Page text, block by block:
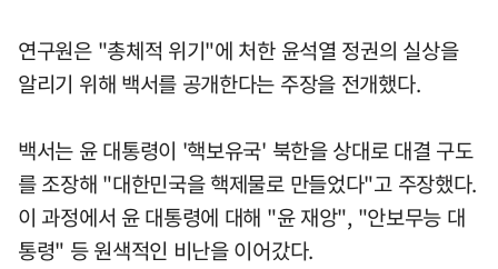
연구원은 "총체적 위기"에 처한 윤석열 정권의 실상을
알리기 위해 백서를 공개한다는 주장을 전개했다.
백서는 윤 대통령이 '핵보유국' 북한을 상대로 대결 구도
를 조장해 "대한민국을 핵제물로 만들었다"고 주장했다.
이 과정에서 윤 대통령에 대해 "윤 재앙", "안보무능 대
통령" 등 원색적인 비난을 이어갔다.